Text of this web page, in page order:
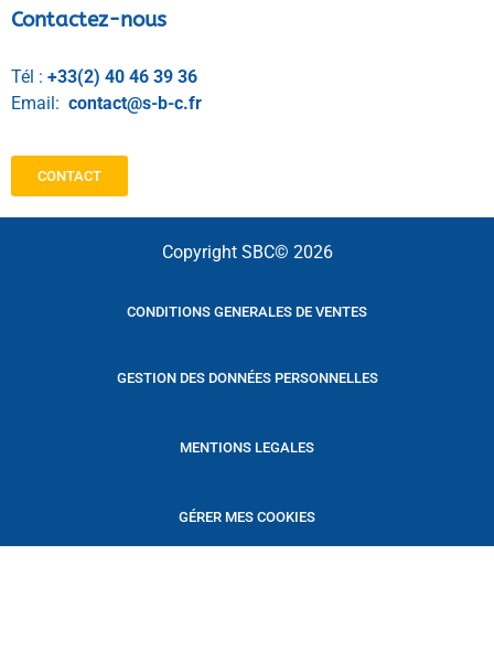
Contactez-nous
Tél : +33(2) 40 46 39 36
Email: contact@s-b-c.fr
CONTACT
Copyright SBC© 2026
CONDITIONS GENERALES DE VENTES
GESTION DES DONNÉES PERSONNELLES
MENTIONS LEGALES
GÉRER MES COOKIES